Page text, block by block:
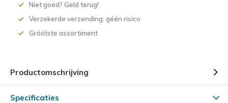
Niet goed? Geld terug!
Verzekerde verzending: géén risico
Gróótste assortiment
Productomschrijving
Specificaties